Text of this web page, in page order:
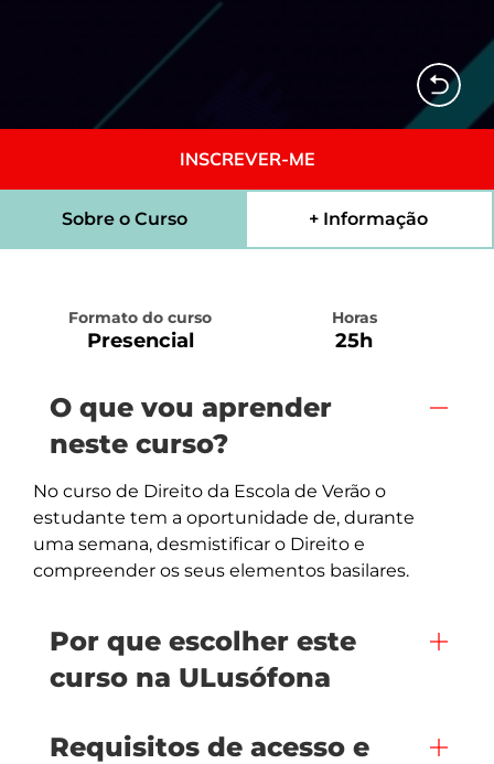
INSCREVER-ME
Sobre o Curso + Informação
Formato do curso
Presencial
Horas
25h
O que vou aprender
neste curso?
No curso de Direito da Escola de Verão o
estudante tem a oportunidade de, durante
uma semana, desmistificar o Direito e
compreender os seus elementos basilares.
Por que escolher este
curso na ULusófona
Requisitos de acesso e